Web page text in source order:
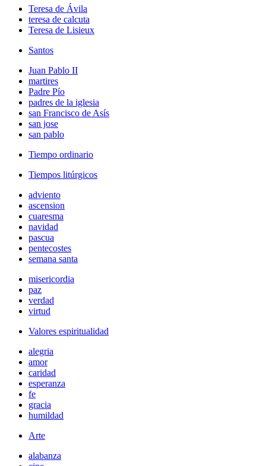
Teresa de Ávila
teresa de calcuta
Teresa de Lisieux
Santos
Juan Pablo II
martires
Padre Pío
padres de la iglesia
san Francisco de Asís
san jose
san pablo
Tiempo ordinario
Tiempos litúrgicos
adviento
ascension
cuaresma
navidad
pascua
pentecostes
semana santa
misericordia
paz
verdad
virtud
Valores espiritualidad
alegria
amor
caridad
esperanza
fe
gracia
humildad
Arte
alabanza